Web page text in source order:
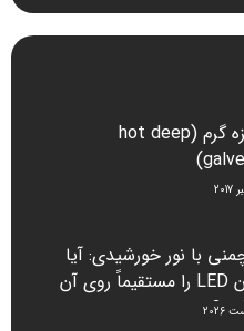
گالوانیزه گرم (hot deep
با نور خورشیدی: آیا
می‌توان LED را مستقیماً روی آن